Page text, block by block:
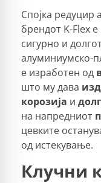
Спојка редуцир
брендот K-Flex е
сигурно и
алуминиумско-
е изработен од
што му дава
корозија и
на напредниот
цевките
од истекување.
Клучни